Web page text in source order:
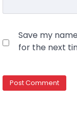
Save my
for the next